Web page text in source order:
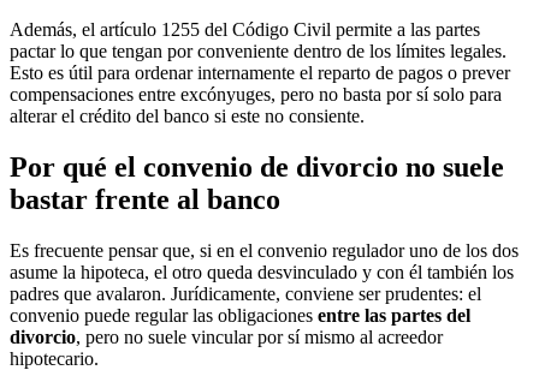
Además, el artículo 1255 del Código Civil permite a las partes
pactar lo que tengan por conveniente dentro de los límites legales.
Esto es útil para ordenar internamente el reparto de pagos o prever
compensaciones entre excónyuges, pero no basta por sí solo para
alterar el crédito del banco si este no consiente.
Por qué el convenio de divorcio no suele
bastar frente al banco
Es frecuente pensar que, si en el convenio regulador uno de los dos
asume la hipoteca, el otro queda desvinculado y con él también los
padres que avalaron. Jurídicamente, conviene ser prudentes: el
convenio puede regular las obligaciones entre las partes del
divorcio, pero no suele vincular por sí mismo al acreedor
hipotecario.